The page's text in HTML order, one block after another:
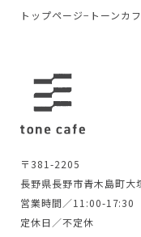
トップページ− トーンカ
〒381-2205
長野県長野市青木島町大
営業時間／11:00-17:30
定休日／不定休